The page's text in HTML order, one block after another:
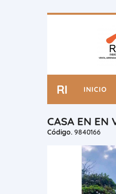
RI INICIO
CASA EN EN
Código. 9840166